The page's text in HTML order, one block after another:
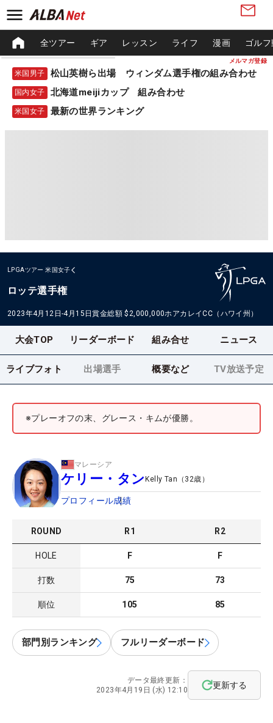
メルマガ登録
全ツアー ギア レッスン ライフ 漫画 ゴル
米国男子 松山英樹ら出場 ウィンダム選手権の組み合わせ
国内女子 北海道meijiカップ 組み合わせ
米国女子 最新の世界ランキング
LPGAツアー 米国女子
ロッテ選手権
2023年4月12日-4月15日賞金総額 $2,000,000ホアカレイCC（ハワイ州）
大会TOP リーダーボード 組み合せ ニュース
ライブフォト 出場選手 概要など TV放送予定
※プレーオフの末、グレース・キムが優勝。
マレーシア
ケリー・タンKelly Tan （ 32歳）
プロフィール成績
ROUND R1 R2
HOLE F F
打数 75 73
順位 105 85
部門別ランキング フルリーダーボード
データ最終更新：
2023年4月19日 (水) 12:10
更新する